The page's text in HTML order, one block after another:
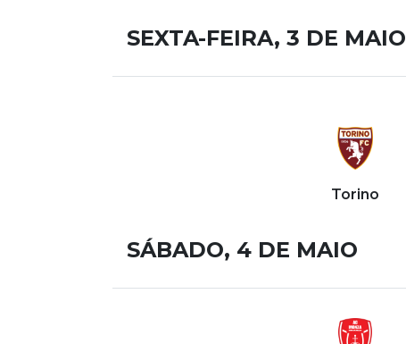
SEXTA-FEIRA, 3 DE MAIO
Torino
SÁBADO, 4 DE MAIO